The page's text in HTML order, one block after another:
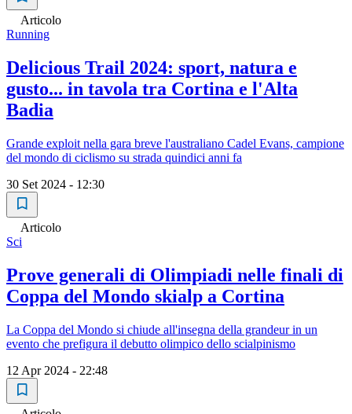
Articolo
Running
Delicious Trail 2024: sport, natura e
gusto... in tavola tra Cortina e l'Alta
Badia
Grande exploit nella gara breve l'australiano Cadel Evans, campione
del mondo di ciclismo su strada quindici anni fa
30 Set 2024 - 12:30
Articolo
Sci
Prove generali di Olimpiadi nelle finali di
Coppa del Mondo skialp a Cortina
La Coppa del Mondo si chiude all'insegna della grandeur in un
evento che prefigura il debutto olimpico dello scialpinismo
12 Apr 2024 - 22:48